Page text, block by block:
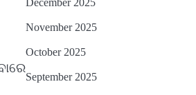
December 2025
November 2025
October 2025
September 2025